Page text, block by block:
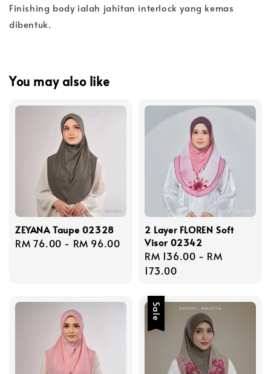
Finishing body ialah jahitan interlock yang kemas
dibentuk.
You may also like
ZEYANA Taupe 02328
Regular
RM 76.00 - RM 96.00
2 Layer FLOREN Soft
Visor 02342
Regular
price
RM 136.00 - RM
173.00
Sale